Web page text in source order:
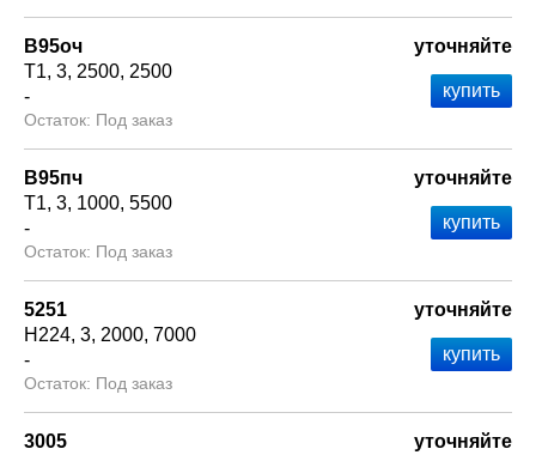
В95оч
Т1 3 2500 2500
-
Под заказ
уточняйте
В95пч
Т1 3 1000 5500
-
Под заказ
уточняйте
5251
Н224 3 2000 7000
-
Под заказ
уточняйте
3005
уточняйте